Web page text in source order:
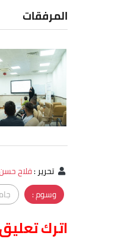
المرفقات
تحرير:فلاح
وسوم :
اترك تعليق